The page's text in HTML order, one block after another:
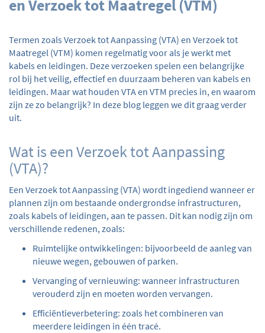
en Verzoek tot Maatregel (VTM)
Termen zoals Verzoek tot Aanpassing (VTA) en Verzoek tot
Maatregel (VTM) komen regelmatig voor als je werkt met
kabels en leidingen. Deze verzoeken spelen een belangrijke
rol bij het veilig, effectief en duurzaam beheren van kabels en
leidingen. Maar wat houden VTA en VTM precies in, en waarom
zijn ze zo belangrijk? In deze blog leggen we dit graag verder
uit.
Wat is een Verzoek tot Aanpassing
(VTA)?
Een Verzoek tot Aanpassing (VTA) wordt ingediend wanneer er
plannen zijn om bestaande ondergrondse infrastructuren,
zoals kabels of leidingen, aan te passen. Dit kan nodig zijn om
verschillende redenen, zoals:
Ruimtelijke ontwikkelingen: bijvoorbeeld de aanleg van
nieuwe wegen, gebouwen of parken.
Vervanging of vernieuwing: wanneer infrastructuren
verouderd zijn en moeten worden vervangen.
Efficiëntieverbetering: zoals het combineren van
meerdere leidingen in één tracé.